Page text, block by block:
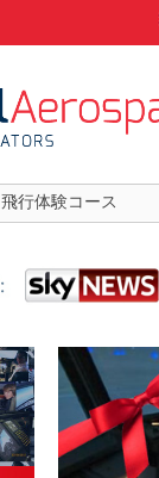
飛行体験コース